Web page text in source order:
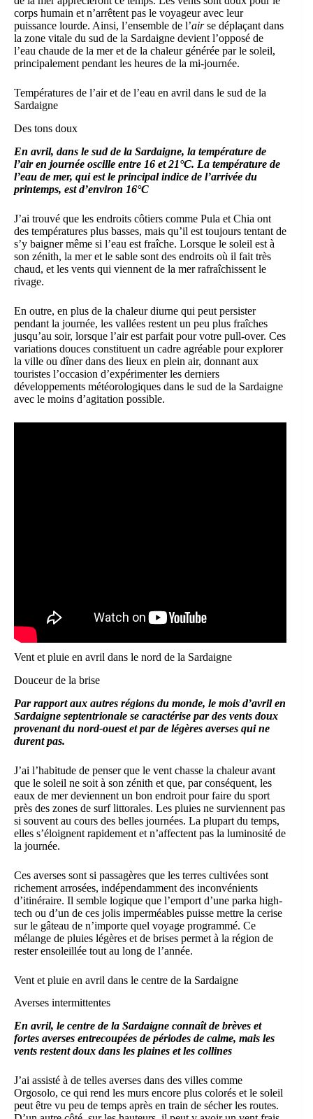
corps humain et n’arrêtent pas le voyageur avec leur
puissance lourde. Ainsi, l’ensemble de l’airse déplaçant dans
la zone vitale du sud de la Sardaigne devient l’opposé de
l’eau chaude de la mer et de la chaleur générée par le soleil,
principalement pendant les heures de la mi-journée.
Températures de l’air et de l’eau en avril dans le sud de la
Sardaigne
Des tons doux
En avril, dans le sud de la Sardaigne, la température de
l’air en journée oscille entre 16 et 21°C. La température de
l’eau de mer, qui est le principal indice de l’arrivée du
printemps, est d’environ 16°C
J’ai trouvé que les endroits côtiers comme Pula et Chia ont
des températures plus basses, mais qu’il est toujours tentant de
s’y baigner même si l’eau est fraîche. Lorsque le soleil est à
son zénith, la mer et le sable sont des endroits où il fait très
chaud, et les vents qui viennent de la mer rafraîchissent le
rivage.
En outre, en plus de la chaleur diurne qui peut persister
pendant la journée, les vallées restent un peu plus fraîches
jusqu’au soir, lorsque l’air est parfait pour votre pull-over. Ces
variations douces constituent un cadre agréable pour explorer
la ville ou dîner dans des lieux en plein air, donnant aux
touristes l’occasion d’expérimenter les derniers
développements météorologiques dans le sud de la Sardaigne
avec le moins d’agitation possible.
Vent et pluie en avril dans le nord de la Sardaigne
Douceur de la brise
Par rapport aux autres régions du monde, le mois d’avril en
Sardaigne septentrionale se caractérise par des vents doux
provenant du nord-ouest et par de légères averses qui ne
durent pas.
J’ai l’habitude de penser que le vent chasse la chaleur avant
que le soleil ne soit à son zénith et que, par conséquent, les
eaux de mer deviennent un bon endroit pour faire du sport
près des zones de surf littorales. Les pluies ne surviennent pas
si souvent au cours des belles journées. La plupart du temps,
elles s’éloignent rapidement et n’affectent pas la luminosité de
la journée.
Ces averses sont si passagères que les terres cultivées sont
richement arrosées, indépendamment des inconvénients
d’itinéraire. Il semble logique que l’emport d’une parka high-
tech ou d’un de ces jolis imperméables puisse mettre la cerise
sur le gâteau de n’importe quel voyage programmé. Ce
mélange de pluies légères et de brises permet à la région de
rester ensoleillée tout au long de l’année.
Vent et pluie en avril dans le centre de la Sardaigne
Averses intermittentes
En avril, le centre de la Sardaigne connaît de brèves et
fortes averses entrecoupées de périodes de calme, mais les
vents restent doux dans les plaines et les collines
J’ai assisté à de telles averses dans des villes comme
Orgosolo, ce qui rend les murs encore plus colorés et le soleil
peut être vu peu de temps après en train de sécher les routes.